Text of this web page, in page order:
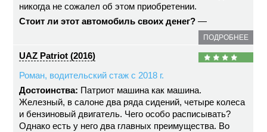
никогда не сожалел об этом приобретении.
Стоит ли этот автомобиль своих денег? —
ПОДРОБНЕЕ
UAZ Patriot (2016)
Роман, водительский стаж с 2018 г.
Достоинства: Патриот машина как машина.
Железный, в салоне два ряда сидений, четыре колеса
и бензиновый двигатель. Чего особо расписывать?
Однако есть у него два главных преимущества. Во